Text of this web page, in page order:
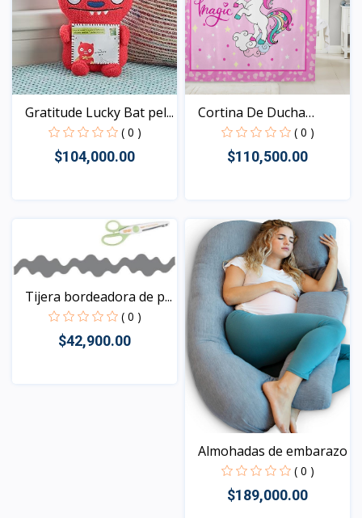
Gratitude Lucky Bat pel...
( 0 )
$104,000.00
Vista
Cortina De Ducha
Unicor...
( 0 )
$110,500.00
Vista
Tijera bordeadora de p...
( 0 )
$42,900.00
Almohadas de embarazo
( 0 )
$189,000.00